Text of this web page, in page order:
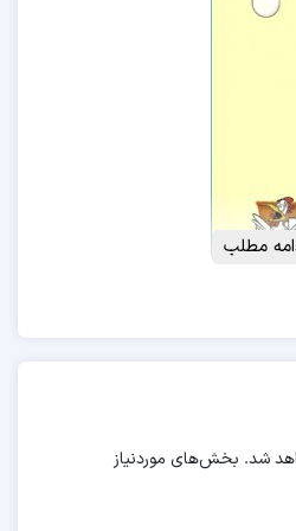
مطلب
شد. بخش‌های موردنیاز